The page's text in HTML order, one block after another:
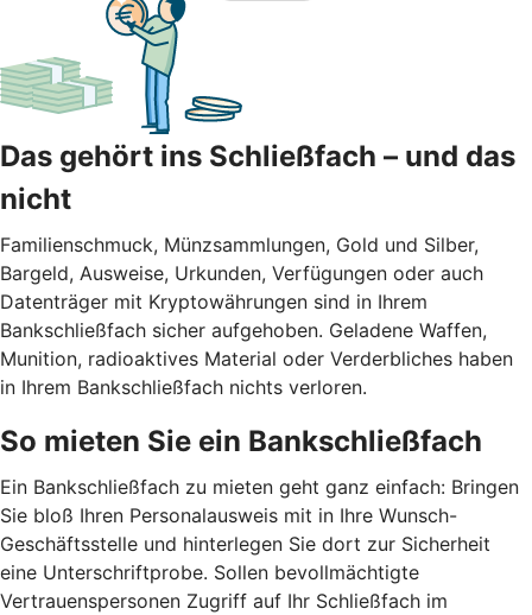
Das gehört ins Schließfach – und das
nicht
Familienschmuck, Münzsammlungen, Gold und Silber,
Bargeld, Ausweise, Urkunden, Verfügungen oder auch
Datenträger mit Kryptowährungen sind in Ihrem
Bankschließfach sicher aufgehoben. Geladene Waffen,
Munition, radioaktives Material oder Verderbliches haben
in Ihrem Bankschließfach nichts verloren.
So mieten Sie ein Bankschließfach
Ein Bankschließfach zu mieten geht ganz einfach: Bringen
Sie bloß Ihren Personalausweis mit in Ihre Wunsch-
Geschäftsstelle und hinterlegen Sie dort zur Sicherheit
eine Unterschriftprobe. Sollen bevollmächtigte
Vertrauenspersonen Zugriff auf Ihr Schließfach im